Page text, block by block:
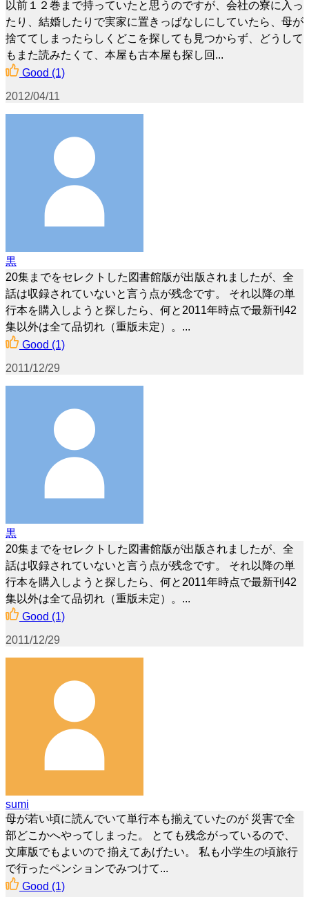
以前１２巻まで持っていたと思うのですが、会社の寮に入っ
たり、結婚したりで実家に置きっぱなしにしていたら、母が
捨ててしまったらしくどこを探しても見つからず、どうして
もまた読みたくて、本屋も古本屋も探し回...
Good (1)
2012/04/11
黒
20集までをセレクトした図書館版が出版されましたが、全
話は収録されていないと言う点が残念です。 それ以降の単
行本を購入しようと探したら、何と2011年時点で最新刊42
集以外は全て品切れ（重版未定）。...
Good (1)
2011/12/29
黒
20集までをセレクトした図書館版が出版されましたが、全
話は収録されていないと言う点が残念です。 それ以降の単
行本を購入しようと探したら、何と2011年時点で最新刊42
集以外は全て品切れ（重版未定）。...
Good (1)
2011/12/29
sumi
母が若い頃に読んでいて単行本も揃えていたのが 災害で全
部どこかへやってしまった。 とても残念がっているので、
文庫版でもよいので 揃えてあげたい。 私も小学生の頃旅行
で行ったペンションでみつけて...
Good (1)